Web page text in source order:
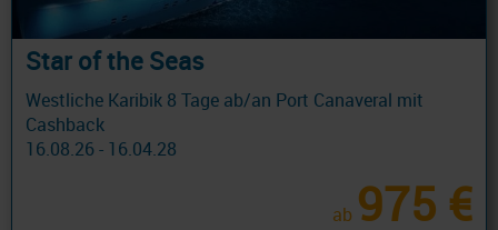
Star of the Seas
Westliche Karibik 8 Tage ab/an Port Canaveral mit
Cashback
16.08.26 - 16.04.28
ab 975 €